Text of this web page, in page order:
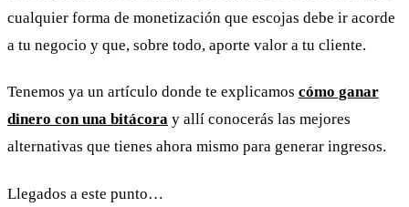
cualquier forma de monetización que escojas debe ir acorde
a tu negocio y que, sobre todo, aporte valor a tu cliente.
Tenemos ya un artículo donde te explicamos cómo ganar
dinero con una bitácora y allí conocerás las mejores
alternativas que tienes ahora mismo para generar ingresos.
Llegados a este punto…